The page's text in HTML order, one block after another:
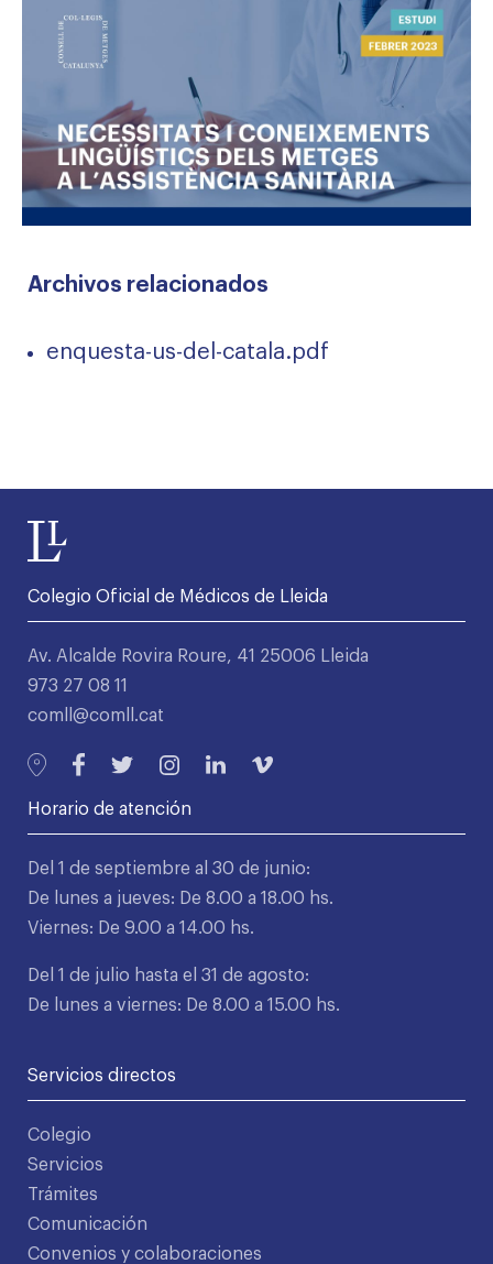
Archivos relacionados
enquesta-us-del-catala.pdf
Colegio Oficial de Médicos de Lleida
Av. Alcalde Rovira Roure, 41 25006 Lleida
973 27 08 11
comll@comll.cat
Horario de atención
Del 1 de septiembre al 30 de junio:
De lunes a jueves: De 8.00 a 18.00 hs.
Viernes: De 9.00 a 14.00 hs.
Del 1 de julio hasta el 31 de agosto:
De lunes a viernes: De 8.00 a 15.00 hs.
Servicios directos
Colegio
Servicios
Trámites
Comunicación
Convenios y colaboraciones